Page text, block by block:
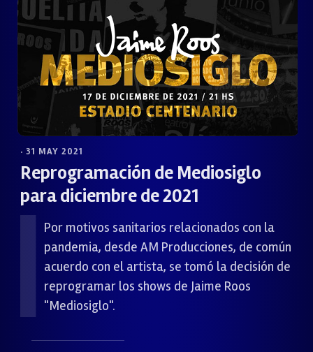
· 31 MAY 2021
Reprogramación de Mediosiglo
para diciembre de 2021
Por motivos sanitarios relacionados con la
pandemia, desde AM Producciones, de común
acuerdo con el artista, se tomó la decisión de
reprogramar los shows de Jaime Roos
"Mediosiglo".